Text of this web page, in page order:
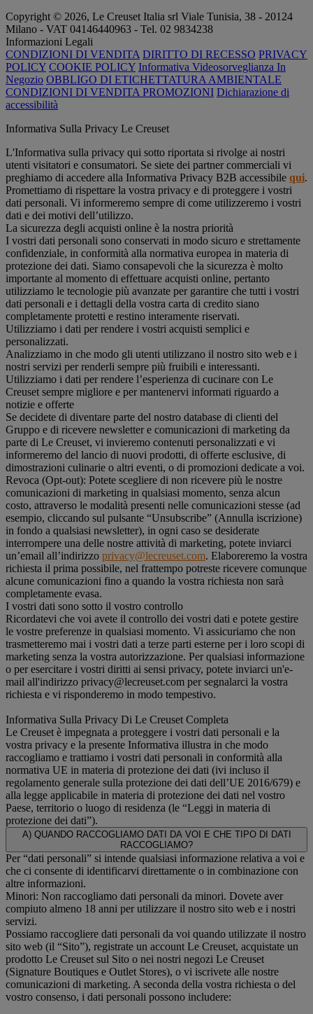
Copyright © 2026, Le Creuset Italia srl ​​Viale Tunisia, 38 - 20124
Milano - VAT 04146440963 - Tel. 02 9834238
Informazioni Legali
CONDIZIONI DI VENDITA DIRITTO DI RECESSO PRIVACY
POLICY COOKIE POLICY Informativa Videosorveglianza In
Negozio OBBLIGO DI ETICHETTATURA AMBIENTALE
CONDIZIONI DI VENDITA PROMOZIONI Dichiarazione di
accessibilità
Informativa Sulla Privacy Le Creuset
L'Informativa sulla privacy qui sotto riportata si rivolge ai nostri
utenti visitatori e consumatori. Se siete dei partner commerciali vi
preghiamo di accedere alla Informativa Privacy B2B accessibile qui.
Promettiamo di rispettare la vostra privacy e di proteggere i vostri
dati personali. Vi informeremo sempre di come utilizzeremo i vostri
dati e dei motivi dell’utilizzo.
La sicurezza degli acquisti online è la nostra priorità
I vostri dati personali sono conservati in modo sicuro e strettamente
confidenziale, in conformità alla normativa europea in materia di
protezione dei dati. Siamo consapevoli che la sicurezza è molto
importante al momento di effettuare acquisti online, pertanto
utilizziamo le tecnologie più avanzate per garantire che tutti i vostri
dati personali e i dettagli della vostra carta di credito siano
completamente protetti e restino interamente riservati.
Utilizziamo i dati per rendere i vostri acquisti semplici e
personalizzati.
Analizziamo in che modo gli utenti utilizzano il nostro sito web e i
nostri servizi per renderli sempre più fruibili e interessanti.
Utilizziamo i dati per rendere l’esperienza di cucinare con Le
Creuset sempre migliore e per mantenervi informati riguardo a
notizie e offerte
Se decidete di diventare parte del nostro database di clienti del
Gruppo e di ricevere newsletter e comunicazioni di marketing da
parte di Le Creuset, vi invieremo contenuti personalizzati e vi
informeremo del lancio di nuovi prodotti, di offerte esclusive, di
dimostrazioni culinarie o altri eventi, o di promozioni dedicate a voi.
Revoca (Opt-out): Potete scegliere di non ricevere più le nostre
comunicazioni di marketing in qualsiasi momento, senza alcun
costo, attraverso le modalità presenti nelle comunicazioni stesse (ad
esempio, cliccando sul pulsante “Unsubscribe” (Annulla iscrizione)
in fondo a qualsiasi newsletter), in ogni caso se desiderate
interrompere una delle nostre attività di marketing, potete inviarci
un’email all’indirizzo privacy@lecreuset.com. Elaboreremo la vostra
richiesta il prima possibile, nel frattempo potreste ricevere comunque
alcune comunicazioni fino a quando la vostra richiesta non sarà
completamente evasa.
I vostri dati sono sotto il vostro controllo
Ricordatevi che voi avete il controllo dei vostri dati e potete gestire
le vostre preferenze in qualsiasi momento. Vi assicuriamo che non
trasmetteremo mai i vostri dati a terze parti esterne per i loro scopi di
marketing senza la vostra autorizzazione. Per qualsiasi informazione
o per esercitare i vostri diritti ai sensi privacy, potete inviarci un'e-
mail all'indirizzo privacy@lecreuset.com per segnalarci la vostra
richiesta e vi risponderemo in modo tempestivo.
Informativa Sulla Privacy Di Le Creuset Completa
Le Creuset è impegnata a proteggere i vostri dati personali e la
vostra privacy e la presente Informativa illustra in che modo
raccogliamo e trattiamo i vostri dati personali in conformità alla
normativa UE in materia di protezione dei dati (ivi incluso il
regolamento generale sulla protezione dei dati dell’UE 2016/679) e
alla legge applicabile in materia di protezione dei dati nel vostro
Paese, territorio o luogo di residenza (le “Leggi in materia di
protezione dei dati”).
A) QUANDO RACCOGLIAMO DATI DA VOI E CHE TIPO DI DATI
RACCOGLIAMO?
Per “dati personali” si intende qualsiasi informazione relativa a voi e
che ci consente di identificarvi direttamente o in combinazione con
altre informazioni.
Minori: Non raccogliamo dati personali da minori. Dovete aver
compiuto almeno 18 anni per utilizzare il nostro sito web e i nostri
servizi.
Possiamo raccogliere dati personali da voi quando utilizzate il nostro
sito web (il “Sito”), registrate un account Le Creuset, acquistate un
prodotto Le Creuset sul Sito o nei nostri negozi Le Creuset
(Signature Boutiques e Outlet Stores), o vi iscrivete alle nostre
comunicazioni di marketing. A seconda della vostra richiesta o del
vostro consenso, i dati personali possono includere: